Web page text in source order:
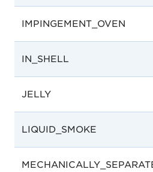
IMPINGEMENT_OVEN
IN_SHELL
JELLY
LIQUID_SMOKE